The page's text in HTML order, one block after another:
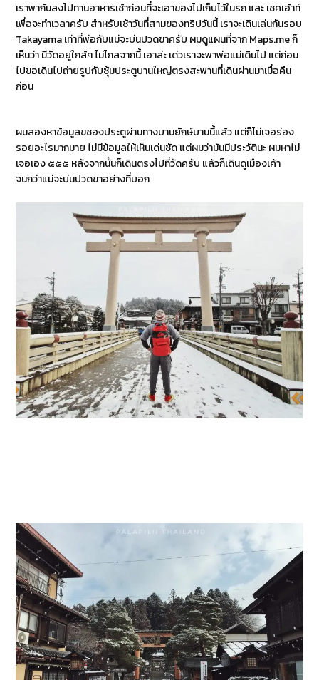
เราพากันลงไปทานอาหารเช้าก่อนที่จะเอาของไปเก็บไว้ในรถ และ เชคเอ้าท์
เพื่อจะทำเวลาครับ สำหรับเช้าวันที่สามของทริปวันนี้ เราจะเดินเล่นกันรอบ
Takayama เท่าที่พ่อกับแม่จะบ่นปวดขาครับ ผมดูแผนที่จาก Maps.me ก็
เห็นว่า มีวัดอยู่ใกล้ๆ ไม่ไกลจากนี้ เอาล่ะ เด่วเราจะพาพ่อแม่เดินไป แต่ก่อน
ไปขอเดินไปถ่ายรูปกับซุ้มประตูบานใหญ่ตรงสะพานที่เดินผ่านมาเมื่อคืน
ก่อน
ผมลองหาข้อมูลขชองประตูผ่านทางบานยักษ์บานนี้แล้ว แต่ก็ไม่เจอร่อง
รอยอะไรมากมาย ไม่มีข้อมูลให้เห็นเด่นชัด แต่ผมว่ามันมีประวัตินะ ผมหาไม่
เจอเอง ๕๕๕ หลังจากนั้นก็เดินตรงไปที่วัดครับ แล้วก็เดินดูเมืองเค้า
จนกว่าแม่จะบ่นปวดขาอย่างที่บอก